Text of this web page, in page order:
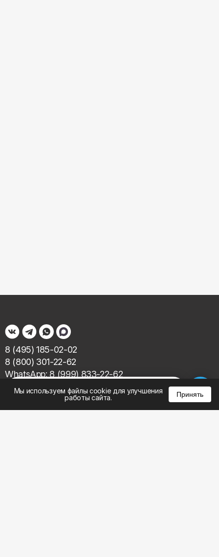
Мы используем файлы cookie для улучшения
работы сайта.
Принять
8 (495) 185-02-02
8 (800) 301-22-62
WhatsApp: 8 (999) 833-22-62
info@aeros.su
Политика конфиденциальности